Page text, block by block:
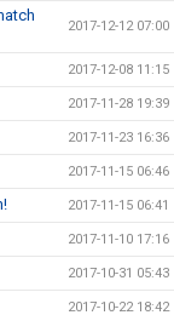
2017-12-12 07:00
2017-12-08 11:15
2017-11-28 19:39
2017-11-23 16:36
2017-11-15 06:46
2017-11-15 06:41
2017-11-10 17:16
2017-10-31 05:43
2017-10-22 18:42